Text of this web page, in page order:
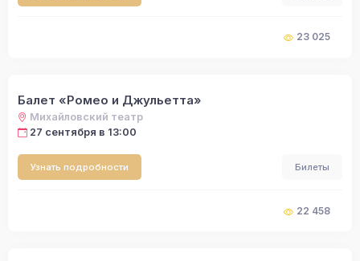
23 025
Балет «Ромео и Джульетта»
Михайловский театр
27 сентября в 13:00
Узнать подробности Билеты
22 458